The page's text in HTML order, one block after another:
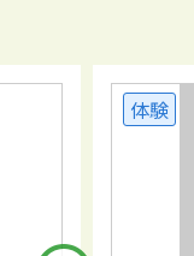
体験